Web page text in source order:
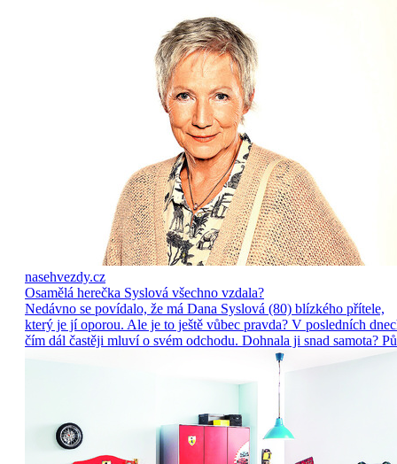
nasehvezdy.cz
Osamělá herečka Syslová všechno vzdala?
Nedávno se povídalo, že má Dana Syslová (80) blízkého přítele,
který je jí oporou. Ale je to ještě vůbec pravda? V posledních
čím dál častěji mluví o svém odchodu. Dohnala ji snad samota?